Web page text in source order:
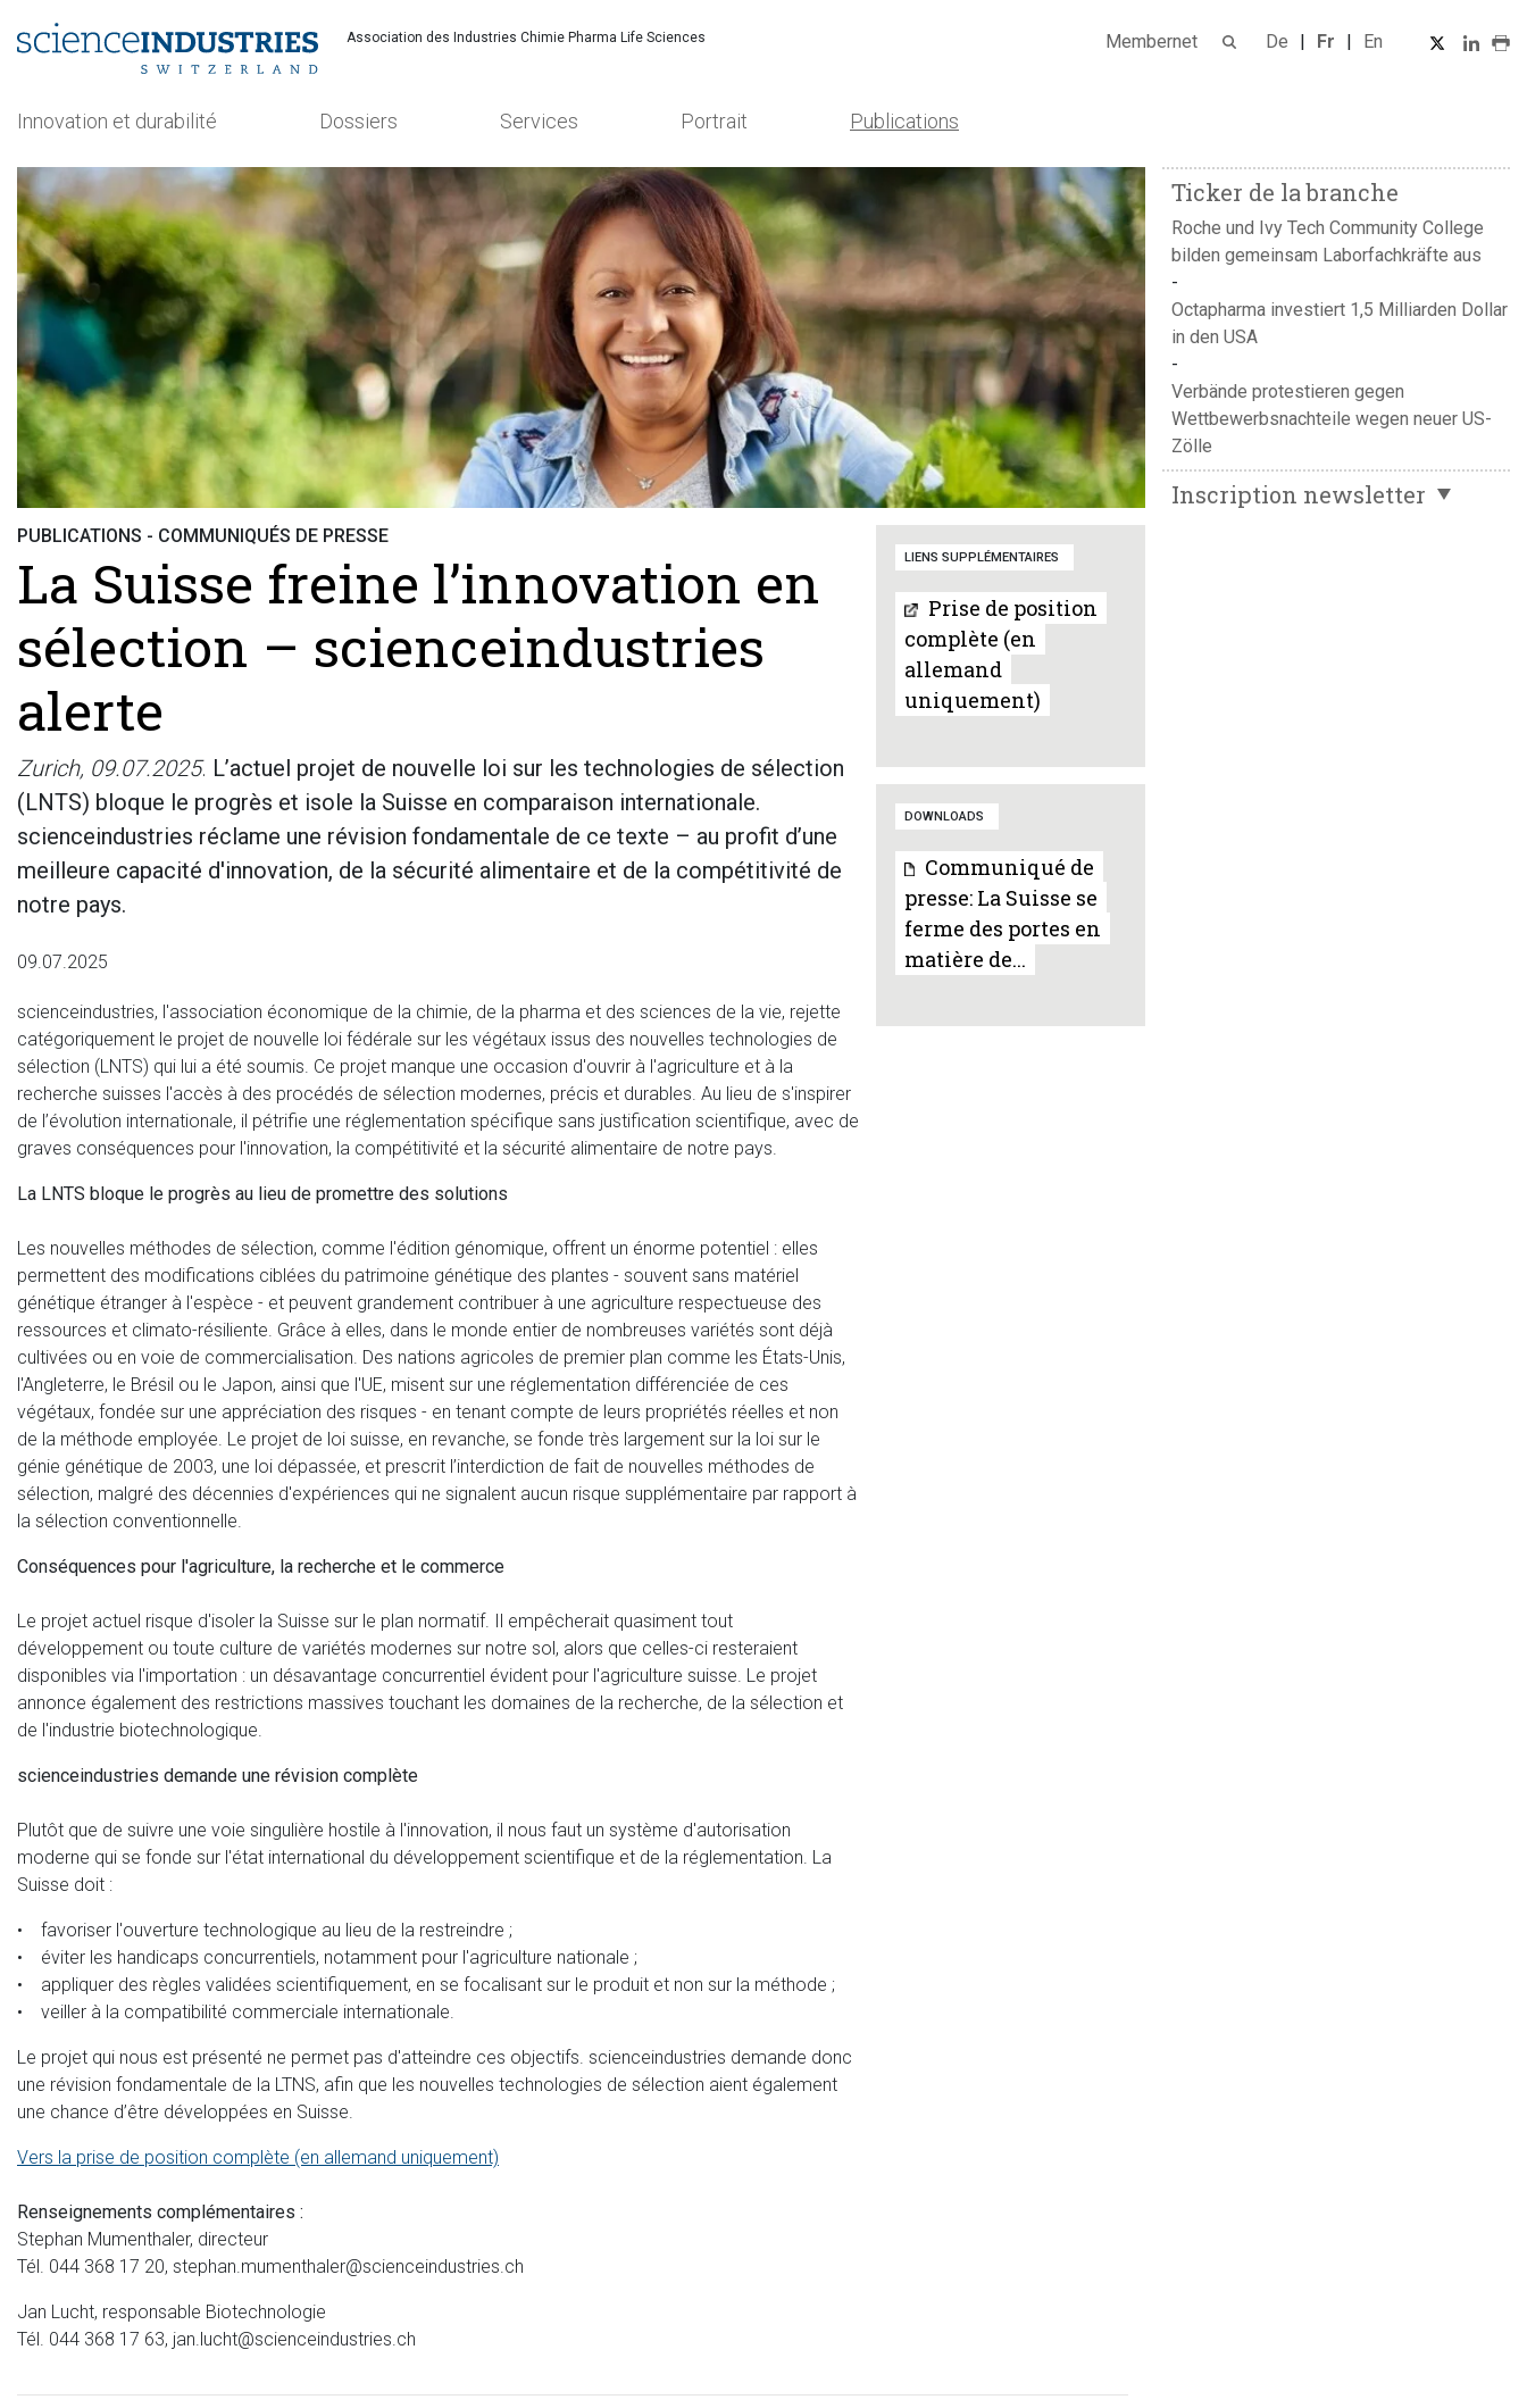
Association des Industries Chimie Pharma Life Sciences Membernet De Fr En
Innovation et durabilité Dossiers Services Portrait Publications
Recherchez
PUBLICATIONS - COMMUNIQUÉS DE PRESSE
La Suisse freine l’innovation en
sélection – scienceindustries
alerte
Zurich, 09.07.2025. L’actuel projet de nouvelle loi sur les technologies de sélection
(LNTS) bloque le progrès et isole la Suisse en comparaison internationale.
scienceindustries réclame une révision fondamentale de ce texte – au profit d’une
meilleure capacité d'innovation, de la sécurité alimentaire et de la compétitivité de
notre pays.
09.07.2025
scienceindustries, l'association économique de la chimie, de la pharma et des sciences de la vie, rejette
catégoriquement le projet de nouvelle loi fédérale sur les végétaux issus des nouvelles technologies de
sélection (LNTS) qui lui a été soumis. Ce projet manque une occasion d'ouvrir à l'agriculture et à la
recherche suisses l'accès à des procédés de sélection modernes, précis et durables. Au lieu de s'inspirer
de l’évolution internationale, il pétrifie une réglementation spécifique sans justification scientifique, avec de
graves conséquences pour l'innovation, la compétitivité et la sécurité alimentaire de notre pays.
La LNTS bloque le progrès au lieu de promettre des solutions
Les nouvelles méthodes de sélection, comme l'édition génomique, offrent un énorme potentiel : elles
permettent des modifications ciblées du patrimoine génétique des plantes - souvent sans matériel
génétique étranger à l'espèce - et peuvent grandement contribuer à une agriculture respectueuse des
ressources et climato-résiliente. Grâce à elles, dans le monde entier de nombreuses variétés sont déjà
cultivées ou en voie de commercialisation. Des nations agricoles de premier plan comme les États-Unis,
l'Angleterre, le Brésil ou le Japon, ainsi que l'UE, misent sur une réglementation différenciée de ces
végétaux, fondée sur une appréciation des risques - en tenant compte de leurs propriétés réelles et non
de la méthode employée. Le projet de loi suisse, en revanche, se fonde très largement sur la loi sur le
génie génétique de 2003, une loi dépassée, et prescrit l’interdiction de fait de nouvelles méthodes de
sélection, malgré des décennies d'expériences qui ne signalent aucun risque supplémentaire par rapport à
la sélection conventionnelle.
Conséquences pour l'agriculture, la recherche et le commerce
Le projet actuel risque d'isoler la Suisse sur le plan normatif. Il empêcherait quasiment tout
développement ou toute culture de variétés modernes sur notre sol, alors que celles-ci resteraient
disponibles via l'importation : un désavantage concurrentiel évident pour l'agriculture suisse. Le projet
annonce également des restrictions massives touchant les domaines de la recherche, de la sélection et
de l'industrie biotechnologique.
scienceindustries demande une révision complète
Plutôt que de suivre une voie singulière hostile à l'innovation, il nous faut un système d'autorisation
moderne qui se fonde sur l'état international du développement scientifique et de la réglementation. La
Suisse doit :
• favoriser l'ouverture technologique au lieu de la restreindre ;
• éviter les handicaps concurrentiels, notamment pour l'agriculture nationale ;
• appliquer des règles validées scientifiquement, en se focalisant sur le produit et non sur la méthode ;
• veiller à la compatibilité commerciale internationale.
Le projet qui nous est présenté ne permet pas d'atteindre ces objectifs. scienceindustries demande donc
une révision fondamentale de la LTNS, afin que les nouvelles technologies de sélection aient également
une chance d’être développées en Suisse.
Vers la prise de position complète (en allemand uniquement)
Renseignements complémentaires :
Stephan Mumenthaler, directeur
Tél. 044 368 17 20, stephan.mumenthaler@scienceindustries.ch
Jan Lucht, responsable Biotechnologie
Tél. 044 368 17 63, jan.lucht@scienceindustries.ch
LIENS SUPPLÉMENTAIRES
Prise de position
complète (en
allemand
uniquement)
DOWNLOADS
Communiqué de
presse: La Suisse se
ferme des portes en
matière de...
Ticker de la branche
Roche und Ivy Tech Community College
bilden gemeinsam Laborfachkräfte aus
Octapharma investiert 1,5 Milliarden Dollar
in den USA
Verbände protestieren gegen
Wettbewerbsnachteile wegen neuer US-
Zölle
Inscription newsletter